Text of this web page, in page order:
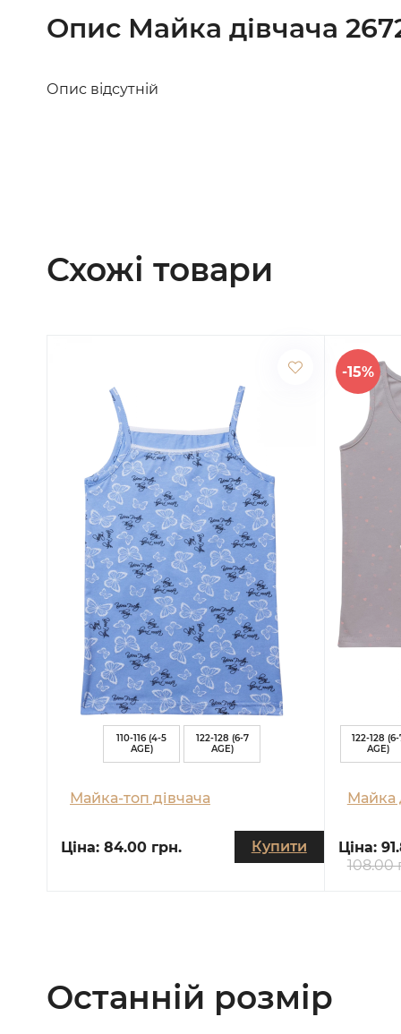
Опис Майка дівчача
Опис відсутній
Схожі товари
110-116 (4-5
AGE)
122-128 (6-7
AGE)
Майка-топ дівчача
Ціна: 84.00 грн. Купити
-15%
122-128
AGE)
Майка
Ціна:
108.00
Останній розмір